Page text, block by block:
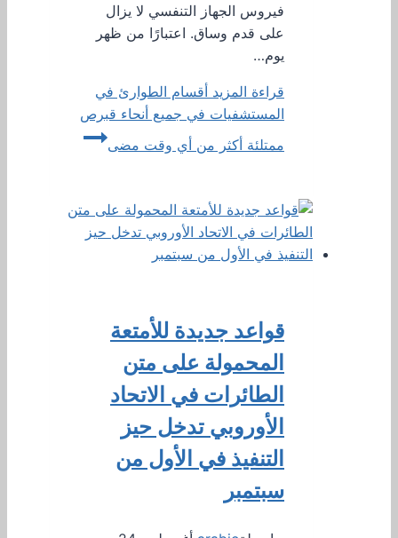
فيروس الجهاز التنفسي لا يزال
على قدم وساق. اعتبارًا من ظهر
يوم…
قراءة المزيد أقسام الطوارئ في
المستشفيات في جميع أنحاء قبرص
ممتلئة أكثر من أي وقت مضى
قواعد جديدة للأمتعة
المحمولة على متن
الطائرات في الاتحاد
الأوروبي تدخل حيز
التنفيذ في الأول من
سبتمبر